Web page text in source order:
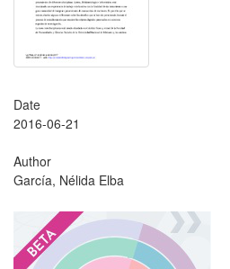
Date
2016-06-21
Author
García, Nélida Elba
?